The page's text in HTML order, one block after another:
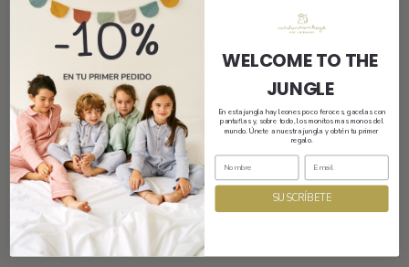
Envío
Tamaño y ajuste
Composición y cuidados
WELCOME TO THE
JUNGLE
En esta jungla hay leones poco feroces, gacelas con
pantuflas y, sobre todo, los monitos mas monos del
mundo. Únete a nuestra jungla y obtén tu primer
regalo.
SUSCRÍBETE